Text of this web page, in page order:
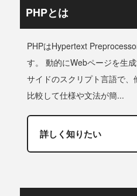
PHPとは
PHPはHypertext
す。 動的にWebページを生
サイドのスクリプト言語で、
比較して仕様や文法が簡...
詳しく知りたい